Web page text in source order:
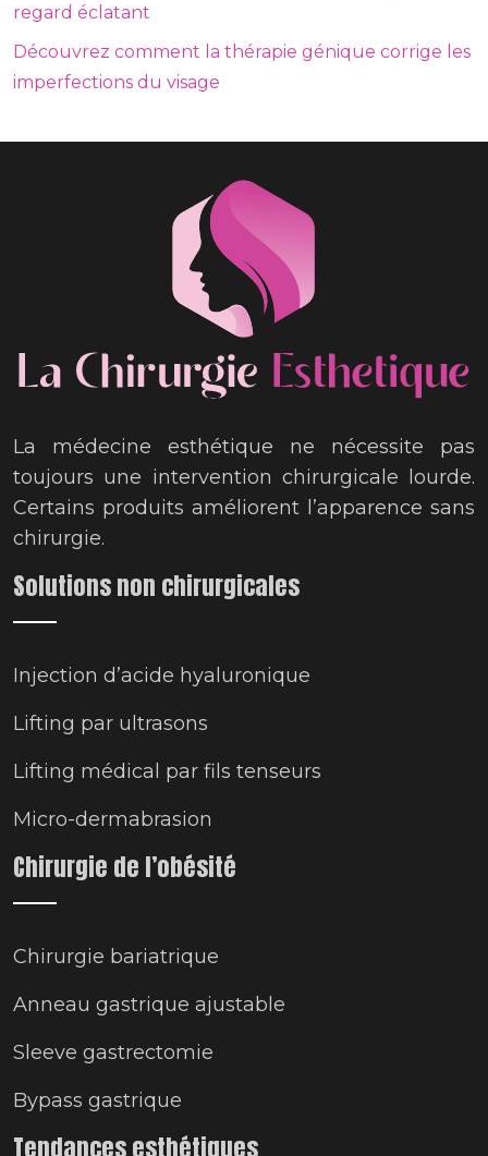
regard éclatant
Découvrez comment la thérapie génique corrige les
imperfections du visage
La médecine esthétique ne nécessite pas
toujours une intervention chirurgicale lourde.
Certains produits améliorent l’apparence sans
chirurgie.
Solutions non chirurgicales
Injection d’acide hyaluronique
Lifting par ultrasons
Lifting médical par fils tenseurs
Micro-dermabrasion
Chirurgie de l’obésité
Chirurgie bariatrique
Anneau gastrique ajustable
Sleeve gastrectomie
Bypass gastrique
Tendances esthétiques